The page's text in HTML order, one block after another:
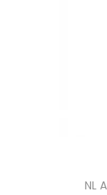
NL